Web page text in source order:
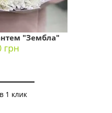
"Зембла"
грн
1 клик